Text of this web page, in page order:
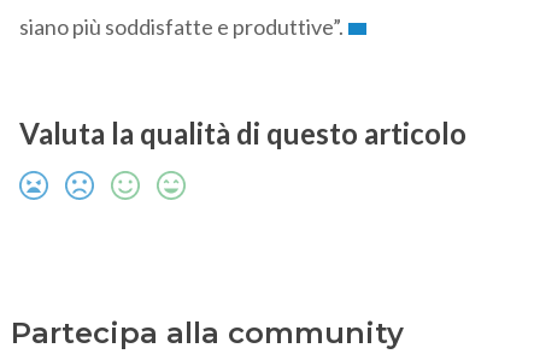
siano più soddisfatte e produttive”.
Valuta la qualità di questo articolo
Partecipa alla community